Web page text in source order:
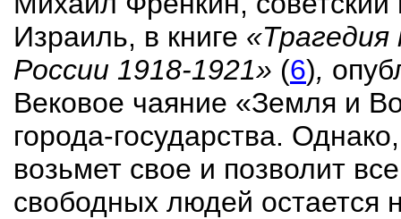
Израиль, в книге «Трагедия
России 1918-1921» (6),
Вековое чаяние «Земля и
города-государства.
возьмет свое и позволит
свободных людей остается